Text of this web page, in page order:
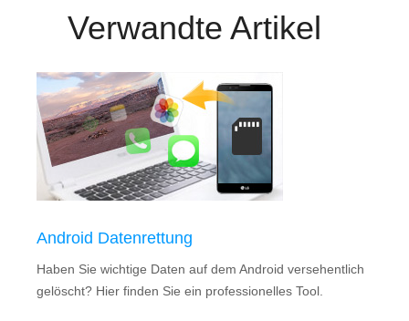
Verwandte Artikel
Android Datenrettung
Haben Sie wichtige Daten auf dem Android versehentlich
gelöscht? Hier finden Sie ein professionelles Tool.